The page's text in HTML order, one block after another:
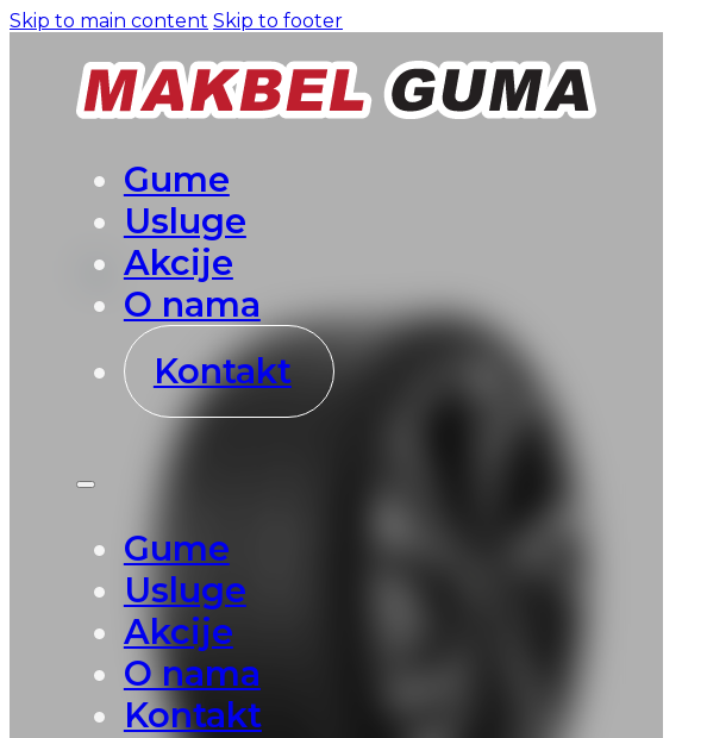
Skip to main content Skip to footer
Gume
Usluge
Akcije
O nama
Kontakt
Gume
Usluge
Akcije
O nama
Kontakt